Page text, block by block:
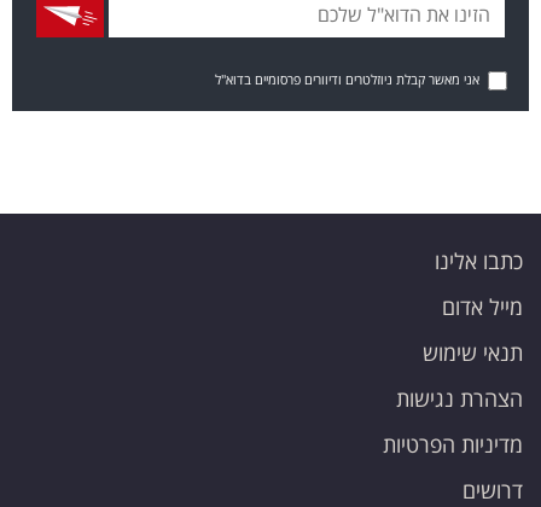
אני מאשר קבלת ניוזלטרים ודיוורים פרסומיים בדוא"ל
כתבו אלינו
מייל אדום
תנאי שימוש
הצהרת נגישות
מדיניות הפרטיות
דרושים